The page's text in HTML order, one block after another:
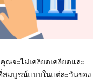
ณจะไม่เคลียดเคลียดและ
มบูรณ์แบบในแต่ละวันของ